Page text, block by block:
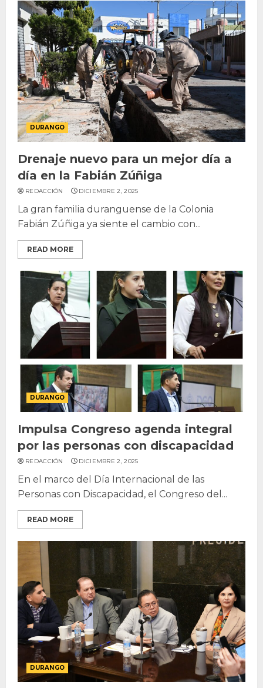
DURANGO
Drenaje nuevo para un mejor día a
día en la Fabián Zúñiga
REDACCIÓN DICIEMBRE 2, 2025
La gran familia duranguense de la Colonia
Fabián Zúñiga ya siente el cambio con...
READ MORE
DURANGO
Impulsa Congreso agenda integral
por las personas con discapacidad
REDACCIÓN DICIEMBRE 2, 2025
En el marco del Día Internacional de las
Personas con Discapacidad, el Congreso del...
READ MORE
DURANGO